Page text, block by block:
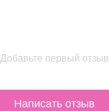
Добавьте первый отзыв
Написать отзыв